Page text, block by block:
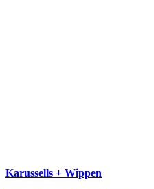
Karussells + Wippen